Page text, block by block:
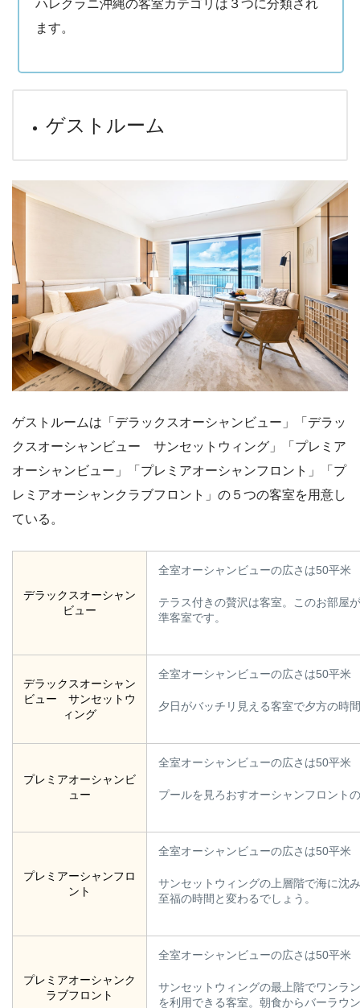
ハレクラニ沖縄の客室カテゴリは３つに分類され
ます。
ゲストルーム
ゲストルームは「デラックスオーシャンビュー」「デラッ
クスオーシャンビュー サンセットウィング」「プレミア
オーシャンビュー」「プレミアオーシャンフロント」「プ
レミアオーシャンクラブフロント」の５つの客室を用意し
ている。
デラックスオーシャン
ビュー
全室オーシャンビューの広さは50平米
テラス付きの贅沢は客室。このお部屋
準客室です。
デラックスオーシャン
ビュー サンセットウ
ィング
全室オーシャンビューの広さは50平米
夕日がバッチリ見える客室で夕方の時
プレミアオーシャンビ
ュー
全室オーシャンビューの広さは50平米
プールを見ろおすオーシャンフロント
プレミアーシャンフロ
ント
全室オーシャンビューの広さは50平米
サンセットウィングの上層階で海に沈
至福の時間と変わるでしょう。
プレミアオーシャンク
ラブフロント
全室オーシャンビューの広さは50平米
サンセットウィングの最上階でワンラ
を利用できる客室。朝食からバーラウ